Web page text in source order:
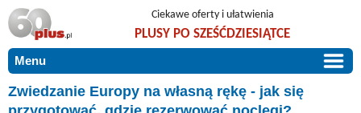
Ciekawe oferty i ułatwienia
PLUSY PO SZEŚĆDZIESIĄTCE
Menu
START
Zwiedzanie Europy na własną rękę - jak się